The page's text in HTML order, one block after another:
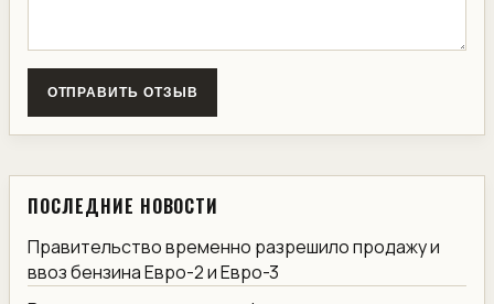
ОТПРАВИТЬ ОТЗЫВ
ПОСЛЕДНИЕ НОВОСТИ
Правительство временно разрешило продажу и
ввоз бензина Евро-2 и Евро-3